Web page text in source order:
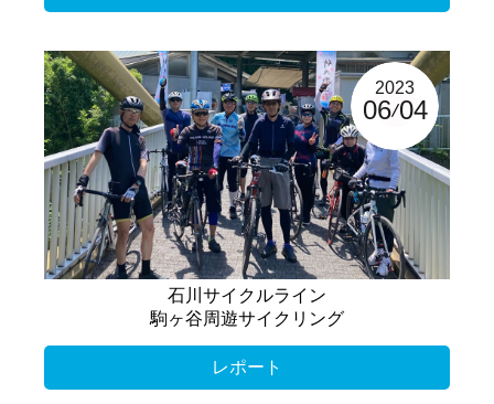
2023
06 04
石川サイクルライン
駒ヶ谷周遊サイクリング
レポート